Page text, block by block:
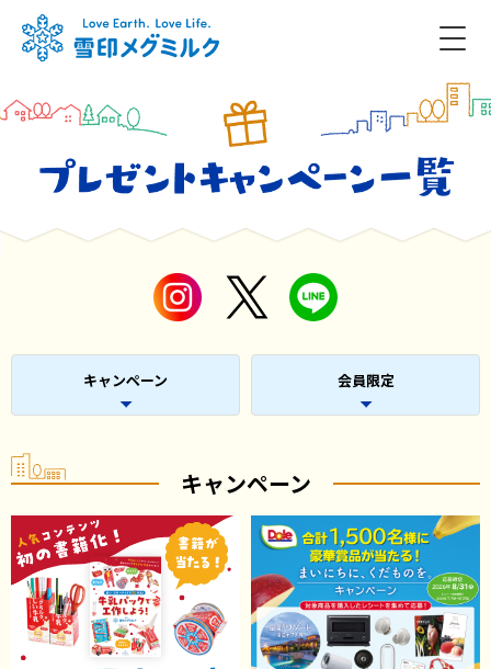
キャンペーン 会員限定
キャンペーン